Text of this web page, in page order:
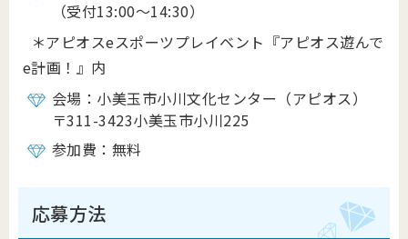
（受付13:00～14:30）
＊アピオスeスポーツプレイベント『アピオス遊んで
e計画！』内
会場：小美玉市小川文化センター（アピオス）
〒311-3423小美玉市小川225
参加費：無料
応募方法